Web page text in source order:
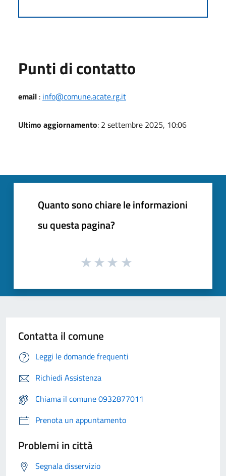
Punti di contatto
email : info@comune.acate.rg.it
Ultimo aggiornamento: 2 settembre 2025, 10:06
Quanto sono chiare le informazioni
su questa pagina?
Contatta il comune
Leggi le domande frequenti
Richiedi Assistenza
Chiama il comune 0932877011
Prenota un appuntamento
Problemi in città
Segnala disservizio